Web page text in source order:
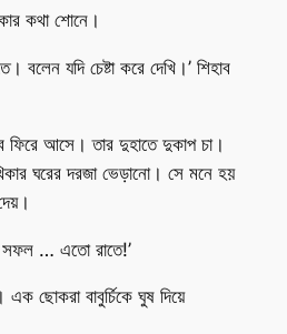
কথা শোনে।
বলেন যদি চেষ্টা করে দেখি।’ শিহাব
ফিরে আসে। তার দুহাতে দুকাপ চা।
ঘরের দরজা ভেড়ানো। সে মনে হয়
… এতো রাতে!’
এক ছোকরা বাবুর্চিকে ঘুষ দিয়ে